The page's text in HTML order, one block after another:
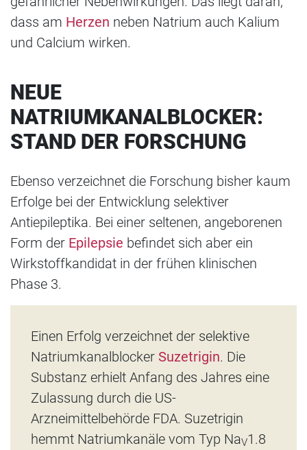
dass am Herzen neben Natrium auch Kalium
und Calcium wirken.
NEUE
NATRIUMKANALBLOCKER:
STAND DER FORSCHUNG
Ebenso verzeichnet die Forschung bisher kaum
Erfolge bei der Entwicklung selektiver
Antiepileptika. Bei einer seltenen, angeborenen
Form der Epilepsie befindet sich aber ein
Wirkstoffkandidat in der frühen klinischen
Phase 3.
Einen Erfolg verzeichnet der selektive
Natriumkanalblocker Suzetrigin. Die
Substanz erhielt Anfang des Jahres eine
Zulassung durch die US-
Arzneimittelbehörde FDA. Suzetrigin
hemmt Natriumkanäle vom Typ NaV1.8